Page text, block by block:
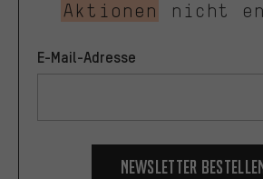
Aktionen nicht
E-Mail-Adresse
Newsletter